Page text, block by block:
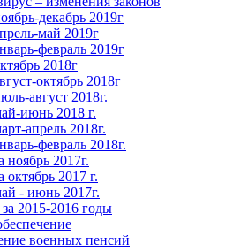
декабрь 2019г
май 2019г
февраль 2019г
2018г
октябрь 2018г
август 2018г.
июнь 2018 г.
апрель 2018г.
февраль 2018г.
ноябрь 2017г.
октябрь 2017 г.
- июнь 2017г.
2015-2016 годы
военных пенсий